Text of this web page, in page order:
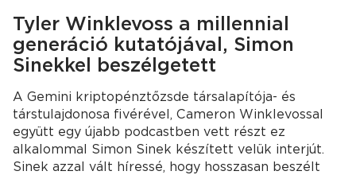
Tyler Winklevoss a millennial
generáció kutatójával, Simon
Sinekkel beszélgetett
A Gemini kriptopénztőzsde társalapítója- és
társtulajdonosa fivérével, Cameron Winklevossal
együtt egy újabb podcastben vett részt ez
alkalommal Simon Sinek készített velük interjút.
Sinek azzal vált híressé, hogy hosszasan beszélt